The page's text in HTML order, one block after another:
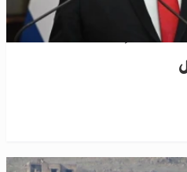
باهظاً إن سمحت بدخول